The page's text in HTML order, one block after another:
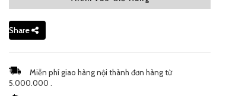
1,650,000 đ
5.5 US - New
Share
Miễn phí giao hàng nội thành đơn hàng từ
5.000.000 .